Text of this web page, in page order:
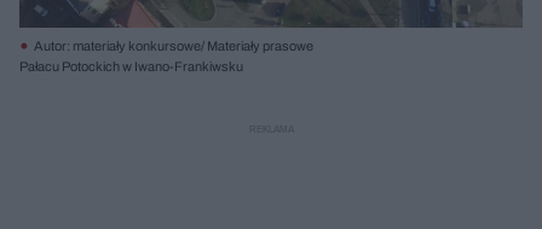
Autor: materiały konkursowe/ Materiały prasowe
Pałacu Potockich w Iwano-Frankiwsku